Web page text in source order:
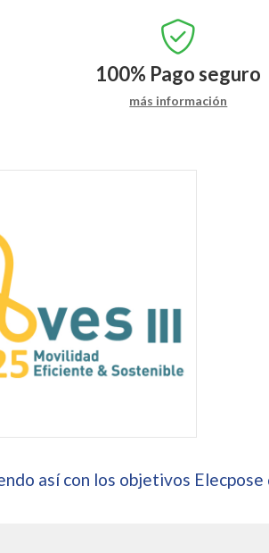
100% Pago seguro
más información
así con los objetivos Elecpose